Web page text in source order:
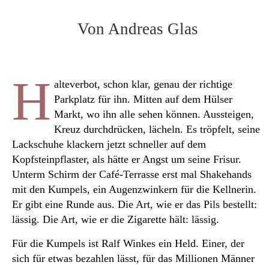
Von Andreas Glas
H alteverbot, schon klar, genau der richtige
Parkplatz für ihn. Mitten auf dem Hülser
Markt, wo ihn alle sehen können. Aussteigen,
Kreuz durchdrücken, lächeln. Es tröpfelt, seine
Lackschuhe klackern jetzt schneller auf dem
Kopfsteinpflaster, als hätte er Angst um seine Frisur.
Unterm Schirm der Café-Terrasse erst mal Shakehands
mit den Kumpels, ein Augenzwinkern für die Kellnerin.
Er gibt eine Runde aus. Die Art, wie er das Pils bestellt:
lässig. Die Art, wie er die Zigarette hält: lässig.
Für die Kumpels ist Ralf Winkes ein Held. Einer, der
sich für etwas bezahlen lässt, für das Millionen Männer